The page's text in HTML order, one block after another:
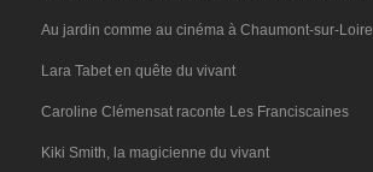
Au jardin comme au cinéma à Chaumont-sur-Loire
Lara Tabet en quête du vivant
Caroline Clémensat raconte Les Franciscaines
Kiki Smith, la magicienne du vivant